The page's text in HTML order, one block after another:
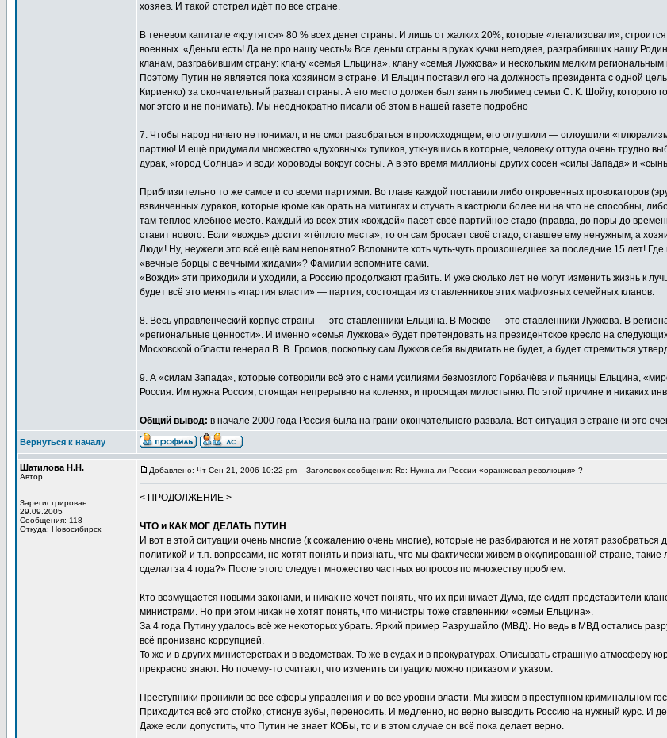
хозяев. И такой отстрел идёт по все стране.
В теневом капитале «крутятся» 80 % всех денег страны. И лишь от жалких 20%, которые «легализовали»,
военных. «Деньги есть! Да не про нашу честь!» Все деньги страны в руках кучки негодяев, разграбивших нашу
кланам, разграбившим страну: клану «семья Ельцина», клану «семья Лужкова» и нескольким мелким
Поэтому Путин не является пока хозяином в стране. И Ельцин поставил его на должность президента с одной
Кириенко) за окончательный развал страны. А его место должен был занять любимец семьи С. К. Шойгу, которого
мог этого и не понимать). Мы неоднократно писали об этом в нашей газете подробно
7. Чтобы народ ничего не понимал, и не смог разобраться в происходящем, его оглушили — оглоушили
партию! И ещё придумали множество «духовных» тупиков, уткнувшись в которые, человеку оттуда очень трудно
дурак, «город Солнца» и води хороводы вокруг сосны. А в это время миллионы других сосен «силы Запада» и
Приблизительно то же самое и со всеми партиями. Во главе каждой поставили либо откровенных провокаторов
взвинченных дураков, которые кроме как орать на митингах и стучать в кастрюли более ни на что не способны,
там тёплое хлебное место. Каждый из всех этих «вождей» пасёт своё партийное стадо (правда, до поры до
ставит нового. Если «вождь» достиг «тёплого места», то он сам бросает своё стадо, ставшее ему ненужным, а
Люди! Ну, неужели это всё ещё вам непонятно? Вспомните хоть чуть-чуть произошедшее за последние 15 лет!
«вечные борцы с вечными жидами»? Фамилии вспомните сами.
«Вожди» эти приходили и уходили, а Россию продолжают грабить. И уже сколько лет не могут изменить жизнь к
будет всё это менять «партия власти» — партия, состоящая из ставленников этих мафиозных семейных кланов.
8. Весь управленческий корпус страны — это ставленники Ельцина. В Москве — это ставленники Лужкова. В
«региональные ценности». И именно «семья Лужкова» будет претендовать на президентское кресло на
Московской области генерал В. В. Громов, поскольку сам Лужков себя выдвигать не будет, а будет стремиться
9. А «силам Запада», которые сотворили всё это с нами усилиями безмозглого Горбачёва и пьяницы Ельцина,
Россия. Им нужна Россия, стоящая непрерывно на коленях, и просящая милостыню. По этой причине и никаких
Общий вывод: в начале 2000 года Россия была на грани окончательного развала. Вот ситуация в стране (и это
Вернуться к началу
Шатилова Н.Н.
Автор
Зарегистрирован:
29.09.2005
Сообщения: 118
Откуда: Новосибирск
Добавлено: Чт Сен 21, 2006 10:22 pm Заголовок сообщения: Re: Нужна ли России «оранжевая революция» ?
< ПРОДОЛЖЕНИЕ >
ЧТО и КАК МОГ ДЕЛАТЬ ПУТИН
И вот в этой ситуации очень многие (к сожалению очень многие), которые не разбираются и не хотят
политикой и т.п. вопросами, не хотят понять и признать, что мы фактически живем в оккупированной стране,
сделал за 4 года?» После этого следует множество частных вопросов по множеству проблем.
Кто возмущается новыми законами, и никак не хочет понять, что их принимает Дума, где сидят представители
министрами. Но при этом никак не хотят понять, что министры тоже ставленники «семьи Ельцина».
За 4 года Путину удалось всё же некоторых убрать. Яркий пример Разрушайло (МВД). Но ведь в МВД остались
всё пронизано коррупцией.
То же и в других министерствах и в ведомствах. То же в судах и в прокуратурах. Описывать страшную атмосферу
прекрасно знают. Но почему-то считают, что изменить ситуацию можно приказом и указом.
Преступники проникли во все сферы управления и во все уровни власти. Мы живём в преступном криминальном
Приходится всё это стойко, стиснув зубы, переносить. И медленно, но верно выводить Россию на нужный курс. И
Даже если допустить, что Путин не знает КОБы, то и в этом случае он всё пока делает верно.